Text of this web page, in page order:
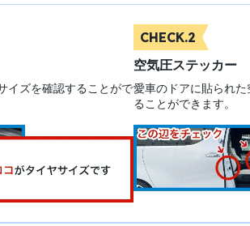
イズを確認することがで
CHECK.2
空気圧ステッカー
愛車のドアに貼られ
ることができます。